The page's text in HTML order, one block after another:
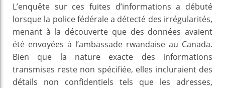
L’enquête sur ces fuites d’informations a débuté
lorsque la police fédérale a détecté des irrégularités,
menant à la découverte que des données avaient
été envoyées à l’ambassade rwandaise au Canada.
Bien que la nature exacte des informations
transmises reste non spécifiée, elles incluraient des
détails non confidentiels tels que les adresses,